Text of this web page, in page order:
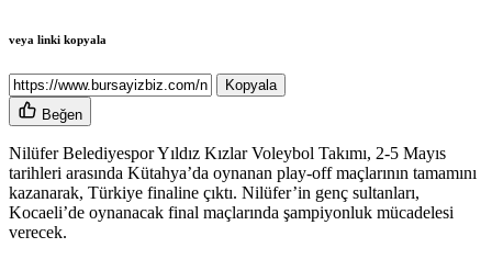
veya linki kopyala
Kopyala
Beğen
Nilüfer Belediyespor Yıldız Kızlar Voleybol Takımı, 2-5 Mayıs
tarihleri arasında Kütahya’da oynanan play-off maçlarının tamamını
kazanarak, Türkiye finaline çıktı. Nilüfer’in genç sultanları,
Kocaeli’de oynanacak final maçlarında şampiyonluk mücadelesi
verecek.